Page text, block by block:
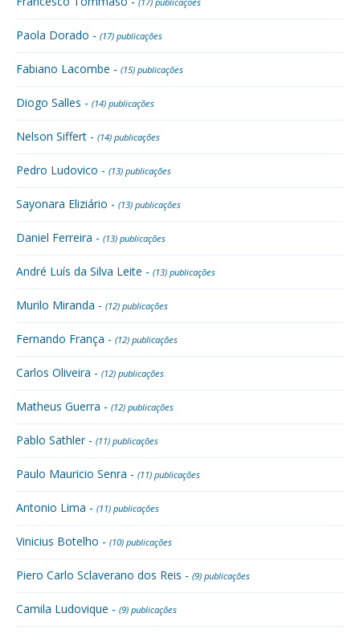
Paola Dorado - (17) publicações
Fabiano Lacombe - (15) publicações
Diogo Salles - (14) publicações
Nelson Siffert - (14) publicações
Pedro Ludovico - (13) publicações
Sayonara Eliziário - (13) publicações
Daniel Ferreira - (13) publicações
André Luís da Silva Leite - (13) publicações
Murilo Miranda - (12) publicações
Fernando França - (12) publicações
Carlos Oliveira - (12) publicações
Matheus Guerra - (12) publicações
Pablo Sathler - (11) publicações
Paulo Mauricio Senra - (11) publicações
Antonio Lima - (11) publicações
Vinicius Botelho - (10) publicações
Piero Carlo Sclaverano dos Reis - (9) publicações
Camila Ludovique - (9) publicações